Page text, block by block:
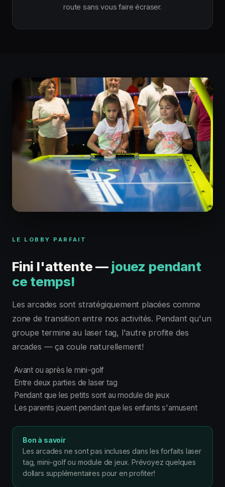
route sans vous faire écraser.
LE LOBBY PARFAIT
Fini l'attente — jouez pendant
ce temps!
Les arcades sont stratégiquement placées comme
zone de transition entre nos activités. Pendant qu'un
groupe termine au laser tag, l'autre profite des
arcades — ça coule naturellement!
Avant ou après le mini-golf
Entre deux parties de laser tag
Pendant que les petits sont au module de jeux
Les parents jouent pendant que les enfants s'amusent
Bon à savoir
Les arcades ne sont pas incluses dans les forfaits laser
tag, mini-golf ou module de jeux. Prévoyez quelques
dollars supplémentaires pour en profiter!